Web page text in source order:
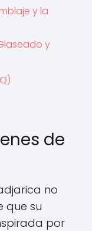
y la
y
de
no
que su
por